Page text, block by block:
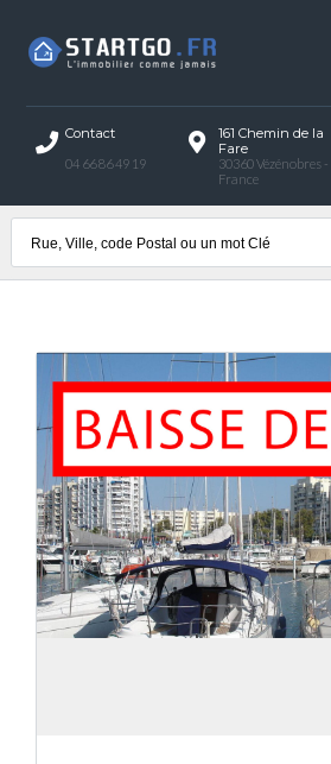
Connexion
Identifiant
Contact
04 66 86 49 19
161 Chemin de la
Fare
30360 Vézénobres -
France